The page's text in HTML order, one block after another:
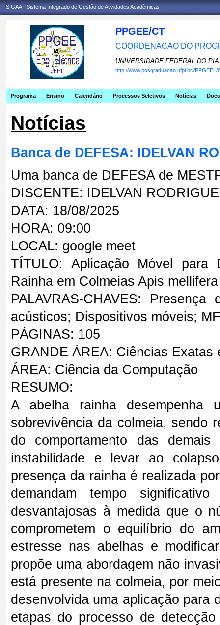
SIGAA - Sistema Integrado de Gestão de Atividades Acadêmicas
PPGEE/CT
COORDENACAO DO
UNIVERSIDADE FEDERAL DO
http://www.posgraduacao.ufpi.br//PPGEEL/
Programa Ensino Calendário Processos Seletivos Notícias
Notícias
Banca de DEFESA: IDELVAN
Uma banca de DEFESA de
DISCENTE: IDELVAN
DATA: 18/08/2025
HORA: 09:00
LOCAL: google meet
TÍTULO: Aplicação Móvel para
Rainha em Colmeias Apis mellifera
PALAVRAS-CHAVES:
acústicos; Dispositivos móveis;
PÁGINAS: 105
GRANDE ÁREA: Ciências Exatas
ÁREA: Ciência da Computação
RESUMO:
A abelha rainha desempenha
sobrevivência da colmeia, sendo
do comportamento das
instabilidade e levar ao
presença da rainha é realizada
demandam tempo
desvantajosas à medida que o
comprometem o equilíbrio do
estresse nas abelhas e
propõe uma abordagem não
está presente na colmeia, por
desenvolvida uma aplicação para
etapas do processo de